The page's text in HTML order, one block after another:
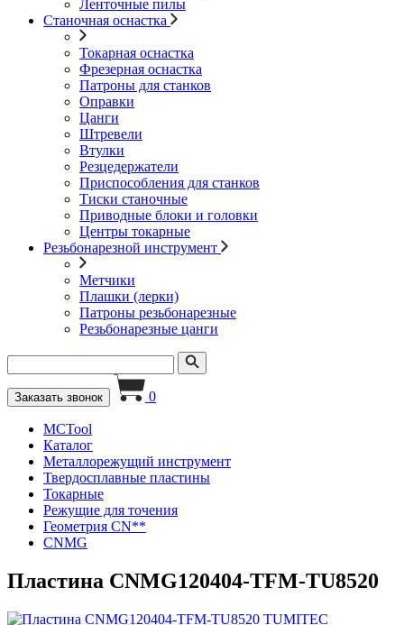
Ленточные пилы
Станочная оснастка
Токарная оснастка
Фрезерная оснастка
Патроны для станков
Оправки
Цанги
Штревели
Втулки
Резцедержатели
Приспособления для станков
Тиски станочные
Приводные блоки и головки
Центры токарные
Резьбонарезной инструмент
Метчики
Плашки (лерки)
Патроны резьбонарезные
Резьбонарезные цанги
Заказать звонок 0
MCTool
Каталог
Металлорежущий инструмент
Твердосплавные пластины
Токарные
Режущие для точения
Геометрия CN**
CNMG
Пластина CNMG120404-TFM-TU8520